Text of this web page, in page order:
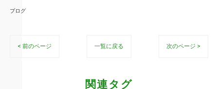
ブログ
< 前のページ 一覧に戻る 次のページ >
関連タグ